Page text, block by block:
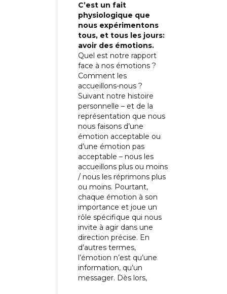
C’est un fait
physiologique que
nous expérimentons
tous, et tous les jours:
avoir des émotions.
Quel est notre rapport
face à nos émotions ?
Comment les
accueillons-nous ?
Suivant notre histoire
personnelle – et de la
représentation que nous
nous faisons d’une
émotion acceptable ou
d’une émotion pas
acceptable – nous les
accueillons plus ou moins
/ nous les réprimons plus
ou moins. Pourtant,
chaque émotion à son
importance et joue un
rôle spécifique qui nous
invite à agir dans une
direction précise. En
d’autres termes,
l’émotion n’est qu’une
information, qu’un
messager. Dès lors,